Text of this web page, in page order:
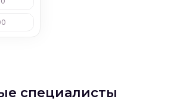
специалисты